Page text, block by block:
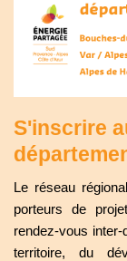
S'inscrire
Le réseau
porteurs de
rendez-vous
territoire, du